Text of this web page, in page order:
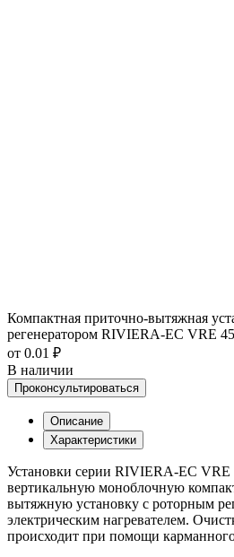
Компактная приточно-вытяжная
регенератором RIVIERA-EC VRE
от 0.01 ₽
В наличии
Проконсультироваться
Описание
Характеристики
Установки серии RIVIERA-EC VRE
вертикальную моноблочную
вытяжную установку с роторным
электрическим нагревателем.
происходит при помощи